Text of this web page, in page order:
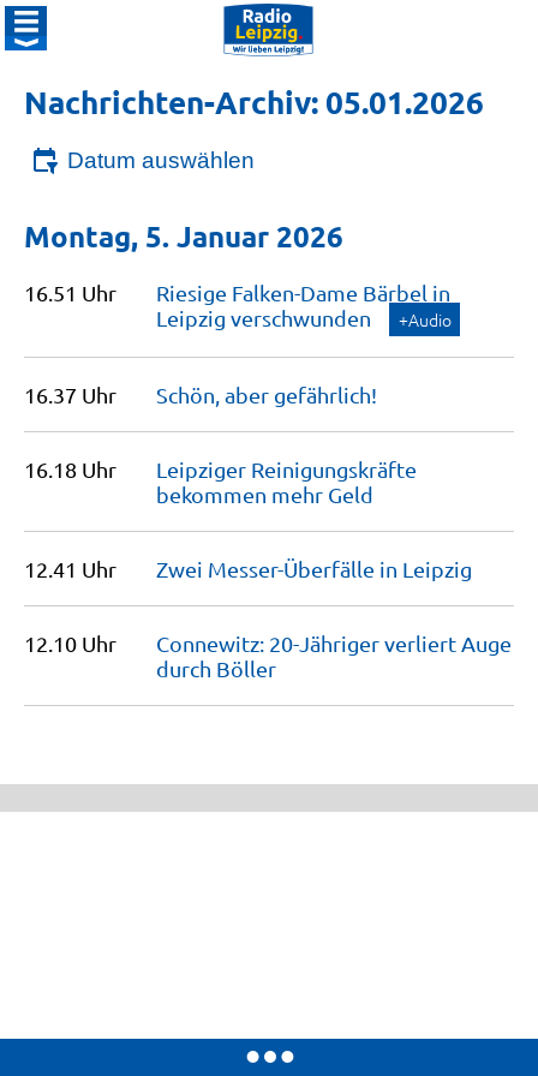
Nachrichten-Archiv: 05.01.2026
Datum auswählen
Montag, 5. Januar 2026
16.51 Uhr
Riesige Falken-Dame Bärbel in
Leipzig verschwunden +Audio
16.37 Uhr Schön, aber gefährlich!
16.18 Uhr
Leipziger Reinigungskräfte
bekommen mehr Geld
12.41 Uhr Zwei Messer-Überfälle in Leipzig
12.10 Uhr
Connewitz: 20-Jähriger verliert Auge
durch Böller